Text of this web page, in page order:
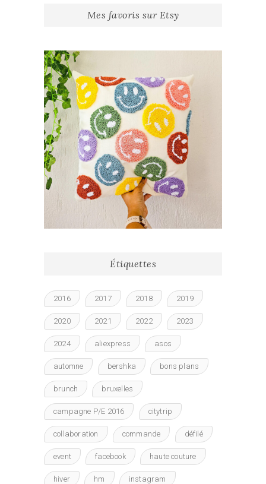
Mes favoris sur Etsy
Étiquettes
2016 2017 2018 2019
2020 2021 2022 2023
2024 aliexpress asos
automne bershka bons plans
brunch bruxelles
campagne P/E 2016 citytrip
collaboration commande défilé
event facebook haute couture
hiver hm instagram